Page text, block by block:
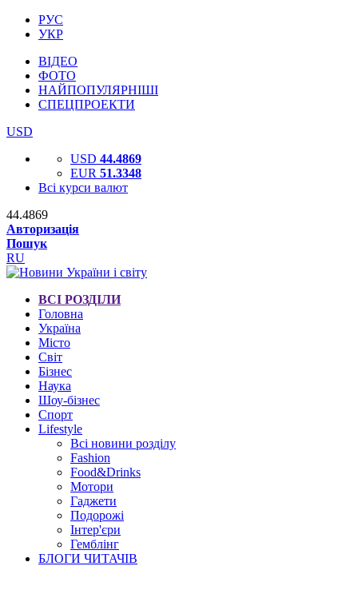
РУС
УКР
ВІДЕО
ФОТО
НАЙПОПУЛЯРНІШІ
СПЕЦПРОЕКТИ
USD
USD 44.4869
EUR 51.3348
Всі курси валют
44.4869
Авторизація
Пошук
RU
ВСІ РОЗДІЛИ
Головна
Україна
Місто
Світ
Бізнес
Наука
Шоу-бізнес
Спорт
Lifestyle
Всі новини розділу
Fashion
Food&Drinks
Мотори
Гаджети
Подорожі
Інтер'єри
Гемблінг
БЛОГИ ЧИТАЧІВ